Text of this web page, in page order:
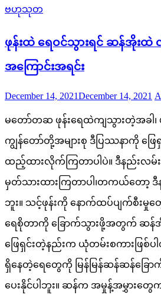
ဗဟုသုတ
ဖုန်းထဲ ရေဝင်သွားရင် ဆန်အိုး
အကြောင်းအရင်း
Posted
December 14, 2021December 14, 2021
မတော်တဆ ဖုန်းရေထဲကျသွားတဲ့အခါ၊
ကျွန်တော်တို့အများစု ဒီပြဿနာကို ဖ
ထည့်ထားလိုက်ကြတာပါပဲ။ ဒီနည်းလမ်
မှတ်သားထားကြတာပါ၊တကယ်တော့ ဒီ
ဘူး။ သင့်ဖုန်းကို နောက်ထပ်ပျက်စီးမှုတွ
ရေစိုတာကို ခြောက်သွားဖို့အတွက် ဆန်
ဖြေရှင်းတဲ့နည်းက ယုံတမ်းစကားဖြစ်
ရှိနေတဲ့ရေတွေကို မြန်မြန်ဆန်ဆန်ခြ
ပေးနိုင်ပါဘူး။ ဆန်က အမှုန့်အမွှားတွေက